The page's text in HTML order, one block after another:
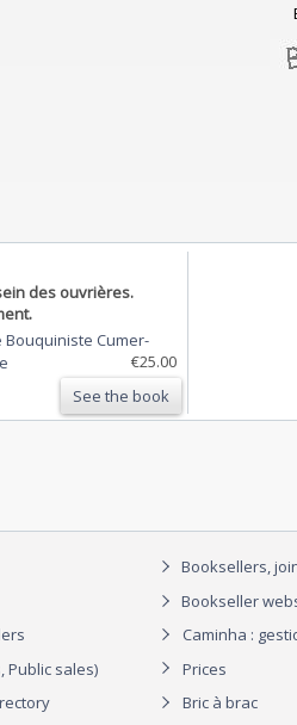
des ouvrières.
Cumer-
€25.00
See the book
Public sales)
Booksellers,
Bookseller
Caminha :
Prices
Bric à brac